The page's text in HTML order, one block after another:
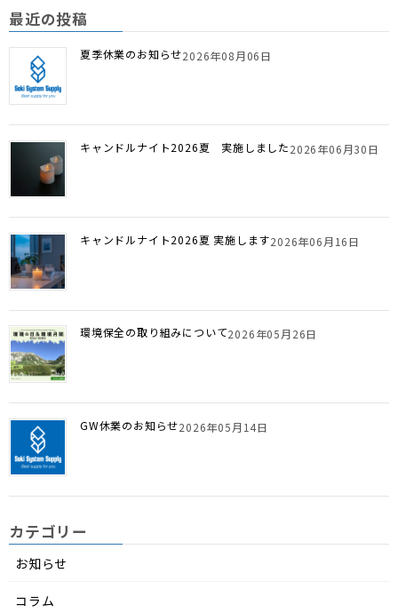
最近の投稿
夏季休業のお知らせ2026年08月06日
キャンドルナイト2026夏 実施しました2026年06月30日
キャンドルナイト2026夏 実施します2026年06月16日
環境保全の取り組みについて2026年05月26日
GW休業のお知らせ2026年05月14日
カテゴリー
お知らせ
コラム